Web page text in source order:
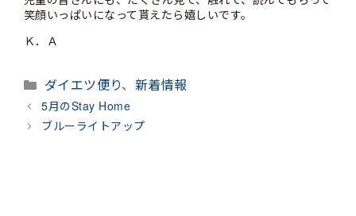
笑顔いっぱいになって貰えたら嬉しいです。
Ｋ．Ａ
カ
テ
ゴ
ダイエツ便り、 新着情報
5月のStay Home
ブルーライトアップ